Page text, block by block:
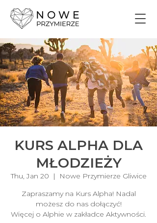
KURS ALPHA DLA
MŁODZIEŻY
Thu, Jan 20
  |
Nowe Przymierze Gliwice
Zapraszamy na Kurs Alpha! Nadal
możesz do nas dołączyć!
Więcej o Alphie w zakładce Aktywności.